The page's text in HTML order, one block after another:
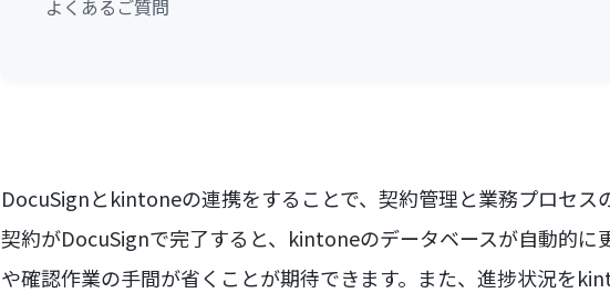
よくあるご質問
DocuSignとkintoneの連携をすることで、契約管理と業務プロセス
契約がDocuSignで完了すると、kintoneのデータベースが自動的に
や確認作業の手間が省くことが期待できます。また、進捗状況を